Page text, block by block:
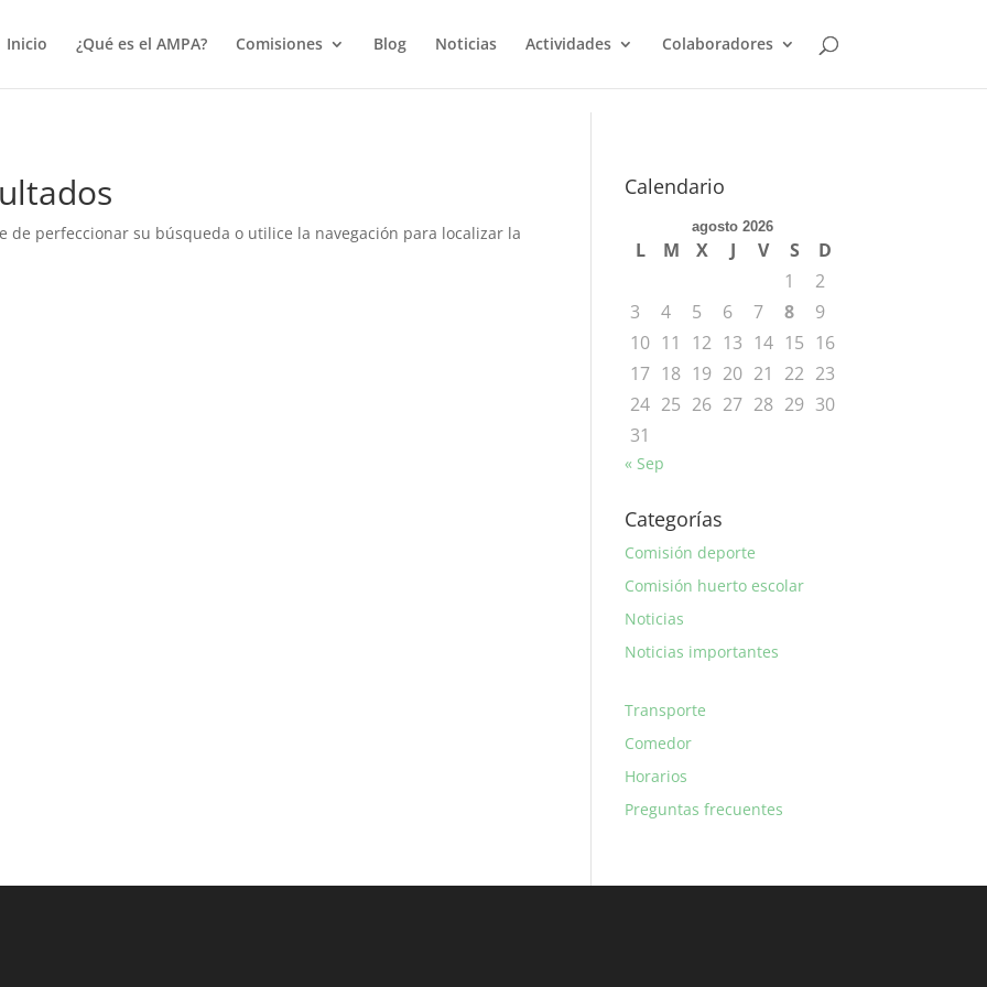
Inicio
¿Qué es el AMPA? Comisiones Blog Noticias Actividades Colaboradores
de perfeccionar su búsqueda o utilice la navegación para localizar la
Calendario
agosto 2026
L M X J V S
D
1
2
3
4 5 6 7 8
9
10 11 12 13 14 15 16
17 18 19 20 21 22 23
24 25 26 27 28 29 30
31
« Sep
Categorías
Comisión deporte
Comisión huerto escolar
Noticias
Noticias importantes
Transporte
Comedor
Horarios
Preguntas frecuentes